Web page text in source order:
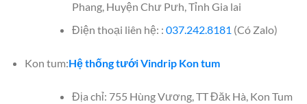
Phang, Huyện Chư Pưh, Tỉnh Gia lai
Điện thoại liên hệ: : 037.242.8181 (Có Zalo)
Kon tum:Hệ thống tưới Vindrip Kon tum
Địa chỉ: 755 Hùng Vương, TT Đăk Hà, Kon Tum